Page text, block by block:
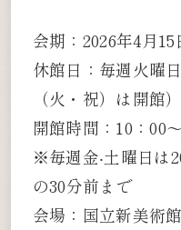
会期：2026年4月15
休館日：毎週火曜
（火・祝）は開館）
開館時間：10：00
※毎週金‧土曜日は
の30分前まで
会場：国立新美術